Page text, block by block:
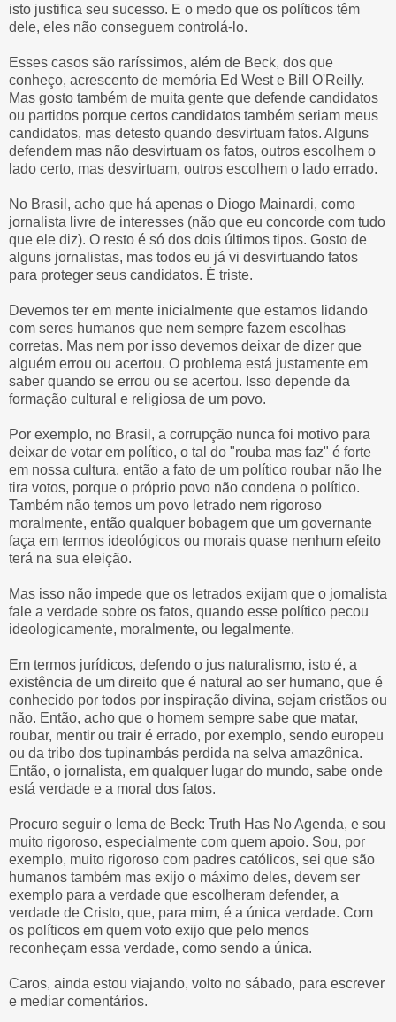
isto justifica seu sucesso. E o medo que os políticos têm
dele, eles não conseguem controlá-lo.
Esses casos são raríssimos, além de Beck, dos que
conheço, acrescento de memória Ed West e Bill O'Reilly.
Mas gosto também de muita gente que defende candidatos
ou partidos porque certos candidatos também seriam meus
candidatos, mas detesto quando desvirtuam fatos. Alguns
defendem mas não desvirtuam os fatos, outros escolhem o
lado certo, mas desvirtuam, outros escolhem o lado errado.
No Brasil, acho que há apenas o Diogo Mainardi, como
jornalista livre de interesses (não que eu concorde com tudo
que ele diz). O resto é só dos dois últimos tipos. Gosto de
alguns jornalistas, mas todos eu já vi desvirtuando fatos
para proteger seus candidatos. É triste.
Devemos ter em mente inicialmente que estamos lidando
com seres humanos que nem sempre fazem escolhas
corretas. Mas nem por isso devemos deixar de dizer que
alguém errou ou acertou. O problema está justamente em
saber quando se errou ou se acertou. Isso depende da
formação cultural e religiosa de um povo.
Por exemplo, no Brasil, a corrupção nunca foi motivo para
deixar de votar em político, o tal do "rouba mas faz" é forte
em nossa cultura, então a fato de um político roubar não lhe
tira votos, porque o próprio povo não condena o político.
Também não temos um povo letrado nem rigoroso
moralmente, então qualquer bobagem que um governante
faça em termos ideológicos ou morais quase nenhum efeito
terá na sua eleição.
Mas isso não impede que os letrados exijam que o jornalista
fale a verdade sobre os fatos, quando esse político pecou
ideologicamente, moralmente, ou legalmente.
Em termos jurídicos, defendo o jus naturalismo, isto é, a
existência de um direito que é natural ao ser humano, que é
conhecido por todos por inspiração divina, sejam cristãos ou
não. Então, acho que o homem sempre sabe que matar,
roubar, mentir ou trair é errado, por exemplo, sendo europeu
ou da tribo dos tupinambás perdida na selva amazônica.
Então, o jornalista, em qualquer lugar do mundo, sabe onde
está verdade e a moral dos fatos.
Procuro seguir o lema de Beck: Truth Has No Agenda, e sou
muito rigoroso, especialmente com quem apoio. Sou, por
exemplo, muito rigoroso com padres católicos, sei que são
humanos também mas exijo o máximo deles, devem ser
exemplo para a verdade que escolheram defender, a
verdade de Cristo, que, para mim, é a única verdade. Com
os políticos em quem voto exijo que pelo menos
reconheçam essa verdade, como sendo a única.
Caros, ainda estou viajando, volto no sábado, para escrever
e mediar comentários.